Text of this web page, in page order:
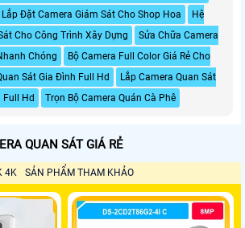
Lắp Đặt Camera Giám Sát Cho Shop Hoa
Hệ
Cho Công Trình Xây Dựng
Sửa Chữa Camera
Chóng
Bộ Camera Full Color Giá Rẻ Cho
Sát Gia Đình Full Hd
Lắp Camera Quan Sát
Full Hd
Trọn Bộ Camera Quán Cà Phê
QUAN SÁT GIÁ RẺ
4K SẢN PHẨM THAM KHẢO